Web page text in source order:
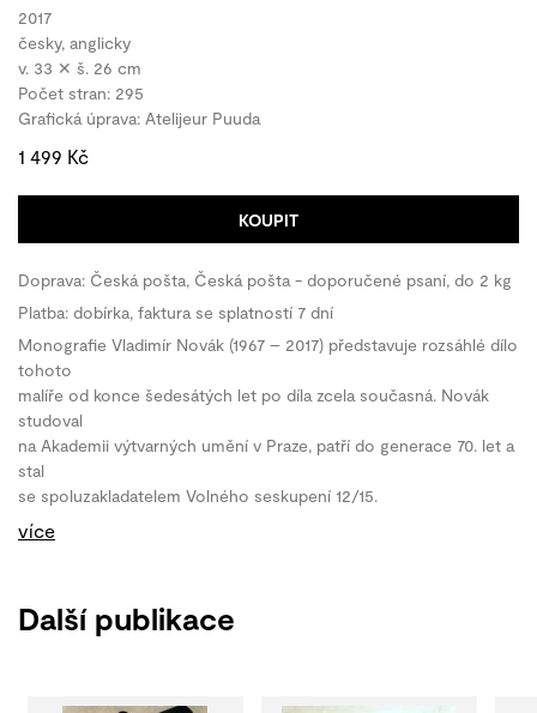
2017
česky, anglicky
v. 33 ✕ š. 26 cm
Počet stran: 295
Grafická úprava: Atelijeur Puuda
1 499 Kč
KOUPIT
Doprava: Česká pošta, Česká pošta - doporučené psaní, do 2 kg
Platba: dobírka, faktura se splatností 7 dní
Monografie Vladimír Novák (1967 – 2017) představuje rozsáhlé dílo
tohoto
malíře od konce šedesátých let po díla zcela současná. Novák
studoval
na Akademii výtvarných umění v Praze, patří do generace 70. let a
stal
se spoluzakladatelem Volného seskupení 12/15.
více
Další publikace